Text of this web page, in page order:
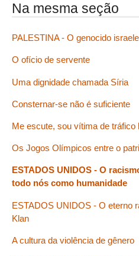
Na mesma seção
PALESTINA - O genocido
O ofício de servente
Uma dignidade chamada Síria
Consternar-se não é suficiente
Me escute, sou vítima de tráfico
Os Jogos Olímpicos entre o
ESTADOS UNIDOS - O
todo nós como humanidade
ESTADOS UNIDOS - O eterno
Klan
A cultura da violência de gênero